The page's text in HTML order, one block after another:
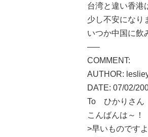
台湾と違い香港
少し不安になり
いつか中国に飲
—–
COMMENT:
AUTHOR:
DATE: 07/02/
To ひかりさん
こんばんは～！
>早いものです